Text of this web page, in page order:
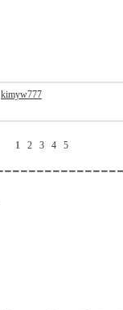
kimyw777
1 2 3 4 5